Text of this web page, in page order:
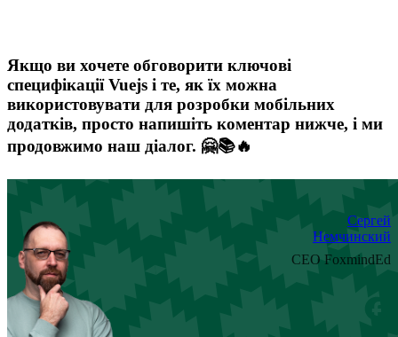
Якщо ви хочете обговорити ключові
специфікації Vuejs і те, як їх можна
використовувати для розробки мобільних
додатків, просто напишіть коментар нижче, і ми
продовжимо наш діалог. 🤗📚🔥
Сергей
Немчинский
CEO FoxmindEd